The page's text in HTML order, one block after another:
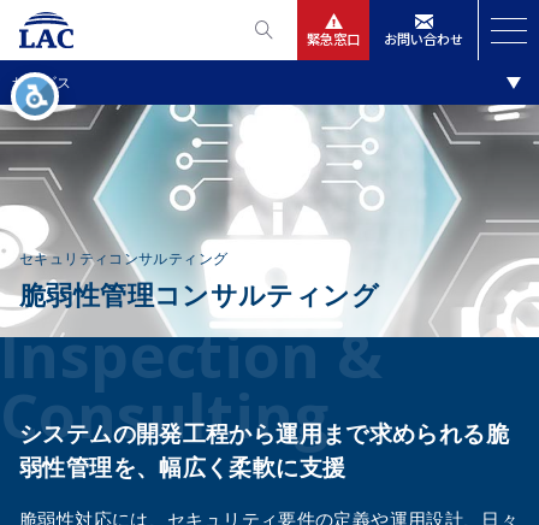
緊急窓口 お問い合わせ
サービス
ニュースリリース
会社情報
IR情報
採用
調査・診断・コンサルティング
セキュリティコンサルティング
脆弱性管理コンサルティング
Inspection &
Consulting
システムの開発工程から運用まで求められる脆
弱性管理を、幅広く柔軟に支援
脆弱性対応には、セキュリティ要件の定義や運用設計、日々